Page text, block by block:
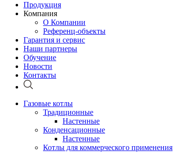
Продукция
Компания
О Компании
Референц-объекты
Гарантия и сервис
Наши партнеры
Обучение
Новости
Контакты
Газовые котлы
Традиционные
Настенные
Конденсационные
Настенные
Котлы для коммерческого применения